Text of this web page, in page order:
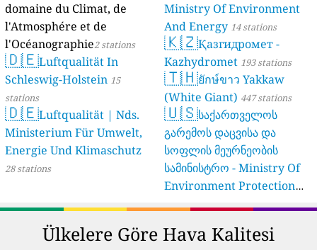
domaine du Climat, de
l'Atmosphére et de
l'Océanographie2 stations
🇩🇪Luftqualität In
Schleswig-Holstein 15
stations
🇩🇪Luftqualität | Nds.
Ministerium Für Umwelt,
Energie Und Klimaschutz
28 stations
Ministry Of Environment
And Energy 14 stations
🇰🇿Қазгидромет -
Kazhydromet 193 stations
🇹🇭ยักษ์ขาว Yakkaw
(White Giant) 447 stations
🇺🇸საქართველოს
გარემოს დაცვისა და
სოფლის მეურნეობის
სამინისტრო - Ministry Of
Environment Protection
Ülkelere Göre Hava Kalitesi